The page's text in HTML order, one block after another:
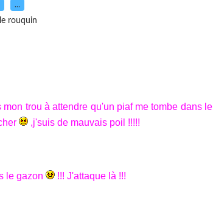
…
rouquin
trou à attendre qu'un piaf me tombe dans le
,j'suis de mauvais poil !!!!!
le gazon !!! J'attaque là !!!